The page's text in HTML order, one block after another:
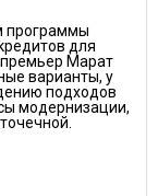
программы
для
Марат
варианты, у
подходов
модернизации,